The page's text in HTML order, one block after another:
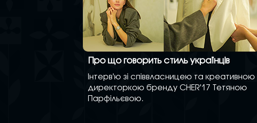
Про що говорить стиль українців
Інтерв'ю зі співвласницею та креативною
директоркою бренду CHER'17 Тетяною
Парфільєвою.